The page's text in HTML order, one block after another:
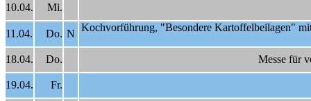
10.04. Mi.
11.04. Do. N
Kochvorführung, "Besondere Kartoffelbeilagen"
18.04. Do. Messe für
19.04. Fr.